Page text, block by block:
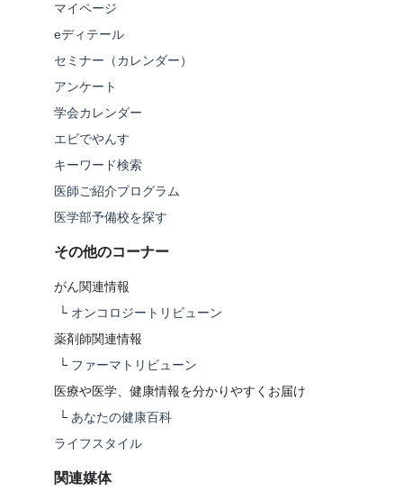
マイページ
eディテール
セミナー（カレンダー）
アンケート
学会カレンダー
エビでやんす
キーワード検索
医師ご紹介プログラム
医学部予備校を探す
その他のコーナー
がん関連情報
└ オンコロジートリビューン
薬剤師関連情報
└ ファーマトリビューン
医療や医学、健康情報を分かりやすくお届け
└ あなたの健康百科
ライフスタイル
関連媒体